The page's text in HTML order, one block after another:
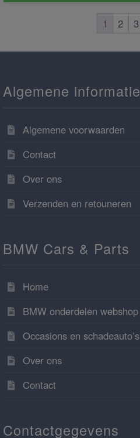
1 2 3
Algemene informatie
Algemene voorwaarden
Contact
Over ons
Verzenden en retouneren
BMW Cars & Parts
Home
BMW onderdelen webshop
Occasions en schadeauto’s
Over ons
Contact
Contactgegevens